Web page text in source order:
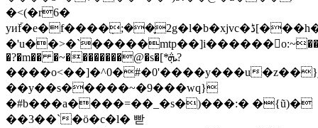
�<(�r6�
yиۜf�e�f����݂;��֢2g�l�b�xjvc�ڈ[���h�hk�f��bsn�мpfqi�_ez��^����/
�?�m�� �~��������@�s�[*ܞ?
����o<��]�^0�#�0'����y���u
��y��s�����~�9���wq}
�#b���a����=��_�s�)���:� �{ũ)�
��3��`�ӧ�c�l� 빧